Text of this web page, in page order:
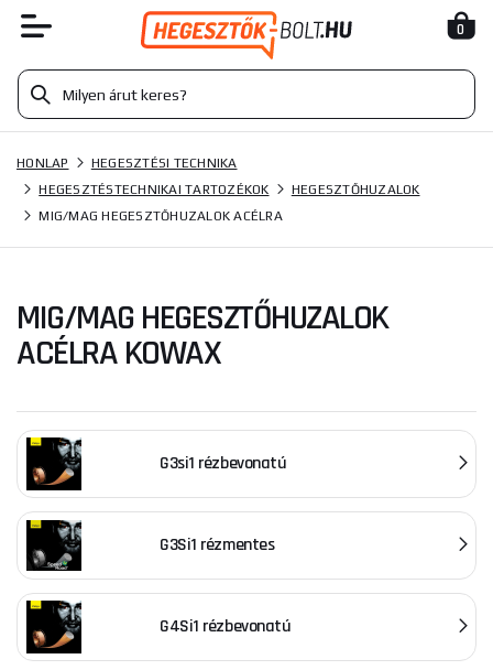
0
HONLAP
HEGESZTÉSI TECHNIKA
HEGESZTÉSTECHNIKAI TARTOZÉKOK
HEGESZTŐHUZALOK
MIG/MAG HEGESZTŐHUZALOK ACÉLRA
MIG/MAG HEGESZTŐHUZALOK
ACÉLRA KOWAX
G3si1 rézbevonatú
G3Si1 rézmentes
G4Si1 rézbevonatú